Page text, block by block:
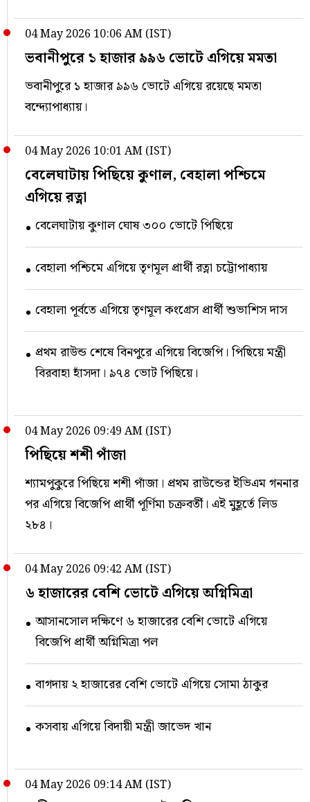
04 May 2026 10:06 AM (IST)
ভবানীপুরে ১ হাজার ৯৯৬ ভোটে এগিয়ে মমতা
ভবানীপুরে ১ হাজার ৯৯৬ ভোটে এগিয়ে রয়েছে মমতা
বন্দ্যোপাধ্যায়।
04 May 2026 10:01 AM (IST)
বেলেঘাটায় পিছিয়ে কুণাল, বেহালা পশ্চিমে
এগিয়ে রত্না
বেলেঘাটায় কুণাল ঘোষ ৩০০ ভোটে পিছিয়ে
বেহালা পশ্চিমে এগিয়ে তৃণমূল প্রার্থী রত্না চট্টোপাধ্যায়
বেহালা পূর্বতে এগিয়ে তৃণমূল কংগ্রেস প্রার্থী শুভাশিস দাস
প্রথম রাউন্ড শেষে বিনপুরে এগিয়ে বিজেপি। পিছিয়ে মন্ত্রী
বিরবাহা হাঁসদা। ৯৭৪ ভোট পিছিয়ে।
04 May 2026 09:49 AM (IST)
পিছিয়ে শশী পাঁজা
শ্যামপুকুরে পিছিয়ে শশী পাঁজা। প্রথম রাউন্ডের ইভিএম গননার
পর এগিয়ে বিজেপি প্রার্থী পূর্ণিমা চক্রবর্তী। এই মুহূর্তে লিড
২৮৪।
04 May 2026 09:42 AM (IST)
৬ হাজারের বেশি ভোটে এগিয়ে অগ্নিমিত্রা
আসানসোল দক্ষিণে ৬ হাজারের বেশি ভোটে এগিয়ে
বিজেপি প্রার্থী অগ্নিমিত্রা পল
বাগদায় ২ হাজারের বেশি ভোটে এগিয়ে সোমা ঠাকুর
কসবায় এগিয়ে বিদায়ী মন্ত্রী জাভেদ খান
04 May 2026 09:14 AM (IST)